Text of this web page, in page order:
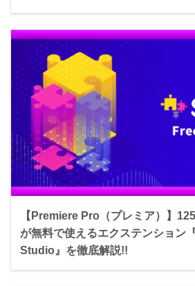
【Premiere Pro（プレミア）】
が無料で使えるエクステンション
Studio』を徹底解説!!